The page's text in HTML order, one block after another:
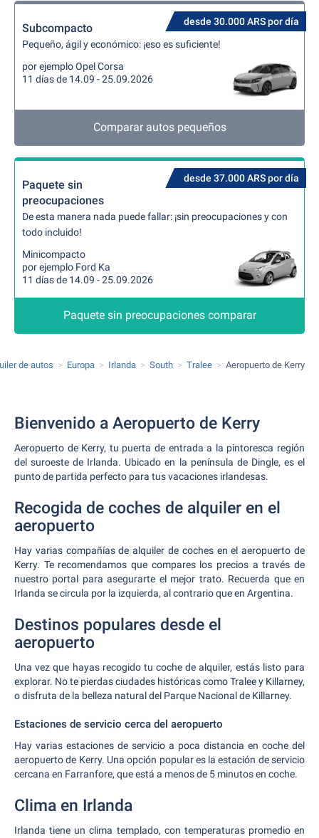
desde 30.000 ARS por día
Subcompacto
Pequeño, ágil y económico: ¡eso es suficiente!
por ejemplo Opel Corsa
11 días de 14.09 - 25.09.2026
Comparar autos pequeños
desde 37.000 ARS por día
Paquete sin
preocupaciones
De esta manera nada puede fallar: ¡sin preocupaciones y con
todo incluido!
Minicompacto
por ejemplo Ford Ka
11 días de 14.09 - 25.09.2026
Paquete sin preocupaciones comparar
de autos Europa Irlanda South Tralee Aeropuerto de Kerry
Bienvenido a Aeropuerto de Kerry
Aeropuerto de Kerry, tu puerta de entrada a la pintoresca región
del suroeste de Irlanda. Ubicado en la península de Dingle, es el
punto de partida perfecto para tus vacaciones irlandesas.
Recogida de coches de alquiler en el
aeropuerto
Hay varias compañías de alquiler de coches en el aeropuerto de
Kerry. Te recomendamos que compares los precios a través de
nuestro portal para asegurarte el mejor trato. Recuerda que en
Irlanda se circula por la izquierda, al contrario que en Argentina.
Destinos populares desde el
aeropuerto
Una vez que hayas recogido tu coche de alquiler, estás listo para
explorar. No te pierdas ciudades históricas como Tralee y Killarney,
o disfruta de la belleza natural del Parque Nacional de Killarney.
Estaciones de servicio cerca del aeropuerto
Hay varias estaciones de servicio a poca distancia en coche del
aeropuerto de Kerry. Una opción popular es la estación de servicio
cercana en Farranfore, que está a menos de 5 minutos en coche.
Clima en Irlanda
Irlanda tiene un clima templado, con temperaturas promedio en